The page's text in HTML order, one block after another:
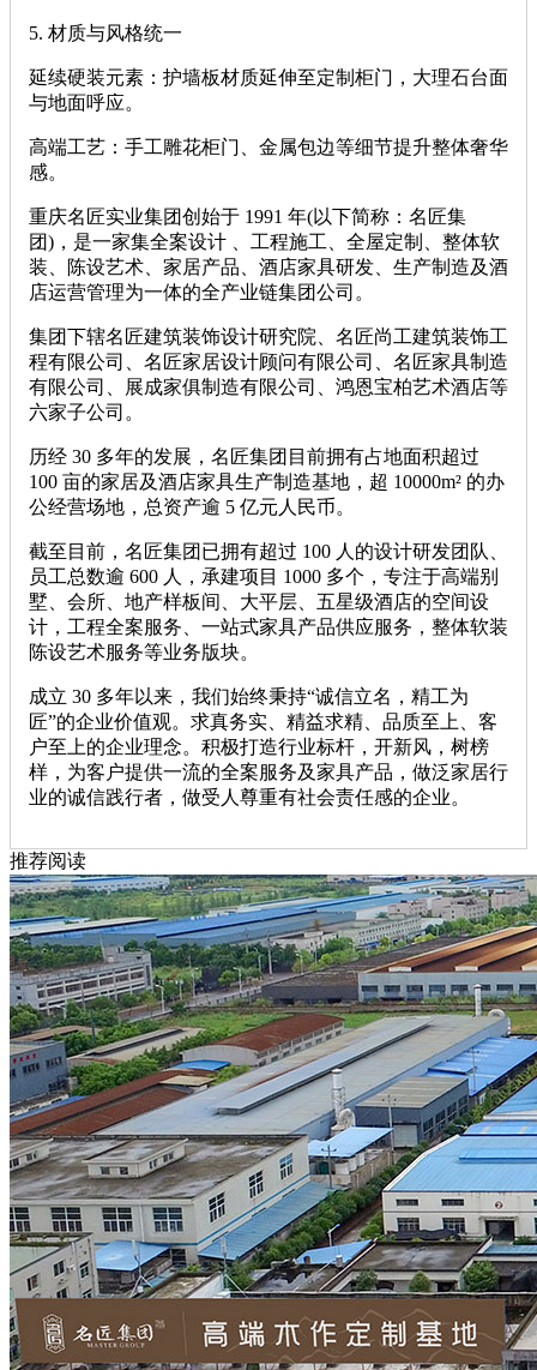
‌5. 材质与风格统一‌
‌延续硬装元素‌：护墙板材质延伸至定制柜门，大理石台面
与地面呼应。
‌高端工艺‌：手工雕花柜门、金属包边等细节提升整体奢华
感。
重庆名匠实业集团创始于 1991 年(以下简称：名匠集
团)，是一家集全案设计 、工程施工、全屋定制、整体软
装、陈设艺术、家居产品、酒店家具研发、生产制造及酒
店运营管理为一体的全产业链集团公司。
集团下辖名匠建筑装饰设计研究院、名匠尚工建筑装饰工
程有限公司、名匠家居设计顾问有限公司、名匠家具制造
有限公司、展成家俱制造有限公司、鸿恩宝柏艺术酒店等
六家子公司。
历经 30 多年的发展，名匠集团目前拥有占地面积超过
100 亩的家居及酒店家具生产制造基地，超 10000m² 的办
公经营场地，总资产逾 5 亿元人民币。
截至目前，名匠集团已拥有超过 100 人的设计研发团队、
员工总数逾 600 人，承建项目 1000 多个，专注于高端别
墅、会所、地产样板间、大平层、五星级酒店的空间设
计，工程全案服务、一站式家具产品供应服务，整体软装
陈设艺术服务等业务版块。
成立 30 多年以来，我们始终秉持“诚信立名，精工为
匠”的企业价值观。求真务实、精益求精、品质至上、客
户至上的企业理念。积极打造行业标杆，开新风，树榜
样，为客户提供一流的全案服务及家具产品，做泛家居行
业的诚信践行者，做受人尊重有社会责任感的企业。
推荐阅读